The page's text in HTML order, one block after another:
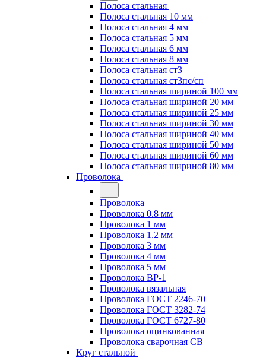
Полоса стальная
Полоса стальная 10 мм
Полоса стальная 4 мм
Полоса стальная 5 мм
Полоса стальная 6 мм
Полоса стальная 8 мм
Полоса стальная ст3
Полоса стальная ст3пс/сп
Полоса стальная шириной 100 мм
Полоса стальная шириной 20 мм
Полоса стальная шириной 25 мм
Полоса стальная шириной 30 мм
Полоса стальная шириной 40 мм
Полоса стальная шириной 50 мм
Полоса стальная шириной 60 мм
Полоса стальная шириной 80 мм
Проволока
Проволока
Проволока 0.8 мм
Проволока 1 мм
Проволока 1.2 мм
Проволока 3 мм
Проволока 4 мм
Проволока 5 мм
Проволока ВР-1
Проволока вязальная
Проволока ГОСТ 2246-70
Проволока ГОСТ 3282-74
Проволока ГОСТ 6727-80
Проволока оцинкованная
Проволока сварочная СВ
Круг стальной